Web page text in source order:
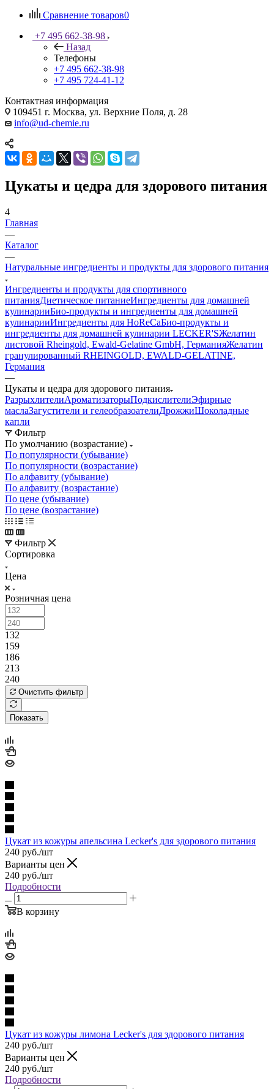
Сравнение товаров0
+7 495 662-38-98
Назад
Телефоны
+7 495 662-38-98
+7 495 724-41-12
Контактная информация
109451 г. Москва, ул. Верхние Поля, д. 28
info@ud-chemie.ru
Цукаты и цедра для здорового питания
4
Главная
—
Каталог
—
Натуральные ингредиенты и продукты для здорового питания
Ингредиенты и продукты для спортивного
питанияДиетическое питаниеИнгредиенты для домашней
кулинарииБио-продукты и ингредиенты для домашней
кулинарииИнгредиенты для HoReCaБио-продукты и
ингредиенты для домашней кулинарии LECKER'SЖелатин
листовой Rheingold, Ewald-Gelatine GmbH, ГерманияЖелатин
гранулированный RHEINGOLD, EWALD-GELATINE,
Германия
—
Цукаты и цедра для здорового питания
РазрыхлителиАроматизаторыПодкислителиЭфирные
маслаЗагустители и гелеобразоателиДрожжиШоколадные
капли
Фильтр
По умолчанию (возрастание)
По популярности (убывание)
По популярности (возрастание)
По алфавиту (убывание)
По алфавиту (возрастание)
По цене (убывание)
По цене (возрастание)
Фильтр
Сортировка
Цена
Розничная цена
132
159
186
213
240
Очистить фильтр
Показать
Цукат из кожуры апельсина Lecker's для здорового питания
240 руб./шт
Варианты цен
240 руб./шт
Подробности
В корзину
Цукат из кожуры лимона Lecker's для здорового питания
240 руб./шт
Варианты цен
240 руб./шт
Подробности